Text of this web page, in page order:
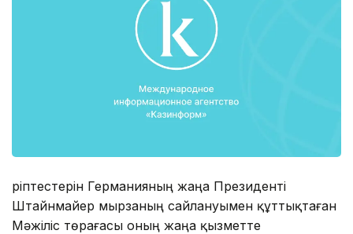
Әріптестерін Германияның жаңа Президенті
Штайнмайер мырзаның сайлануымен құттықтаған
Мәжіліс төрағасы оның жаңа қызметте